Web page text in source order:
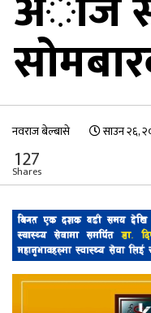
नवराज बेल्बासे साउन २६,
127
Shares